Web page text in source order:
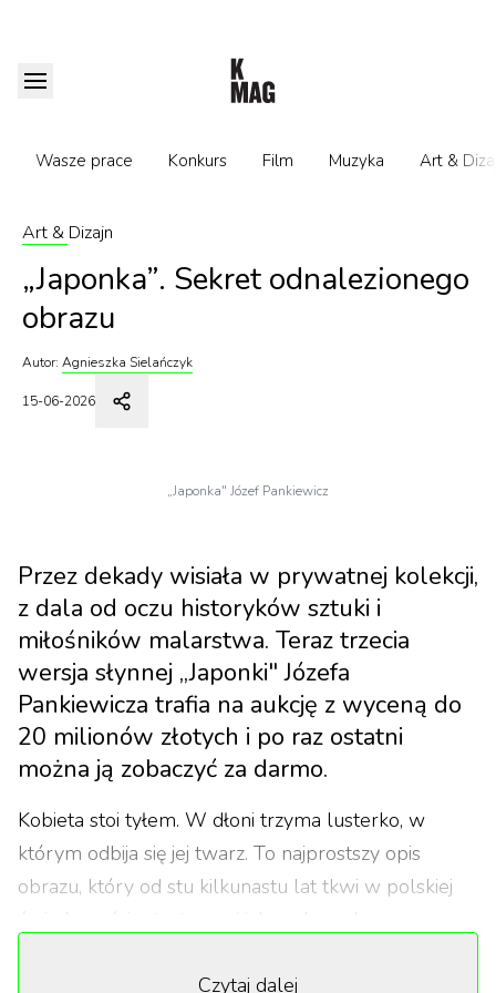
Wasze prace Konkurs Film Muzyka Art &
Art & Dizajn
„Japonka”. Sekret odnalezionego
obrazu
Autor: Agnieszka Sielańczyk
15-06-2026
„Japonka" Józef Pankiewicz
Przez dekady wisiała w prywatnej kolekcji,
z dala od oczu historyków sztuki i
miłośników malarstwa. Teraz trzecia
wersja słynnej „Japonki" Józefa
Pankiewicza trafia na aukcję z wyceną do
20 milionów złotych i po raz ostatni
można ją zobaczyć za darmo.
Kobieta stoi tyłem. W dłoni trzyma lusterko, w
którym odbija się jej twarz. To najprostszy opis
obrazu, który od stu kilkunastu lat tkwi w polskiej
świadomości artystycznej jak znak wodny,
tym, co widać. „Japonka” Józefa Pankiewicza
Czytaj dalej